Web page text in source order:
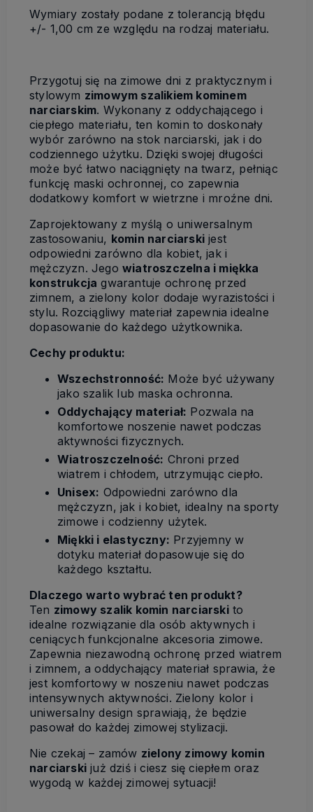
Wymiary zostały podane z tolerancją błędu
+/- 1,00 cm ze względu na rodzaj materiału.
Przygotuj się na zimowe dni z praktycznym i
stylowym zimowym szalikiem kominem
narciarskim. Wykonany z oddychającego i
ciepłego materiału, ten komin to doskonały
wybór zarówno na stok narciarski, jak i do
codziennego użytku. Dzięki swojej długości
może być łatwo naciągnięty na twarz, pełniąc
funkcję maski ochronnej, co zapewnia
dodatkowy komfort w wietrzne i mroźne dni.
Zaprojektowany z myślą o uniwersalnym
zastosowaniu, komin narciarski jest
odpowiedni zarówno dla kobiet, jak i
mężczyzn. Jego wiatroszczelna i miękka
konstrukcja gwarantuje ochronę przed
zimnem, a zielony kolor dodaje wyrazistości i
stylu. Rozciągliwy materiał zapewnia idealne
dopasowanie do każdego użytkownika.
Cechy produktu:
Wszechstronność: Może być używany
jako szalik lub maska ochronna.
Oddychający materiał: Pozwala na
komfortowe noszenie nawet podczas
aktywności fizycznych.
Wiatroszczelność: Chroni przed
wiatrem i chłodem, utrzymując ciepło.
Unisex: Odpowiedni zarówno dla
mężczyzn, jak i kobiet, idealny na sporty
zimowe i codzienny użytek.
Miękki i elastyczny: Przyjemny w
dotyku materiał dopasowuje się do
każdego kształtu.
Dlaczego warto wybrać ten produkt?
Ten zimowy szalik komin narciarskito
idealne rozwiązanie dla osób aktywnych i
ceniących funkcjonalne akcesoria zimowe.
Zapewnia niezawodną ochronę przed wiatrem
i zimnem, a oddychający materiał sprawia, że
jest komfortowy w noszeniu nawet podczas
intensywnych aktywności. Zielony kolor i
uniwersalny design sprawiają, że będzie
pasował do każdej zimowej stylizacji.
Nie czekaj – zamów zielony zimowy komin
narciarski już dziś i ciesz się ciepłem oraz
wygodą w każdej zimowej sytuacji!